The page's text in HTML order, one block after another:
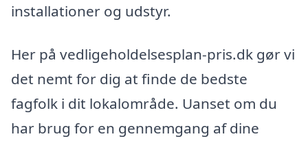
installationer og udstyr.
Her på vedligeholdelsesplan-pris.dk gør vi
det nemt for dig at finde de bedste
fagfolk i dit lokalområde. Uanset om du
har brug for en gennemgang af dine